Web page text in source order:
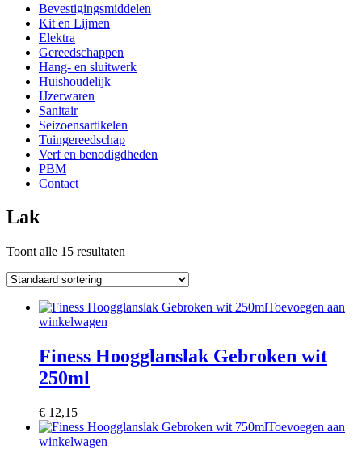
Bevestigingsmiddelen
Kit en Lijmen
Elektra
Gereedschappen
Hang- en sluitwerk
Huishoudelijk
IJzerwaren
Sanitair
Seizoensartikelen
Tuingereedschap
Verf en benodigdheden
PBM
Contact
Lak
Toont alle 15 resultaten
Toevoegen aan
winkelwagen
Finess Hoogglanslak Gebroken wit
250ml
€ 12,15
Toevoegen aan
winkelwagen